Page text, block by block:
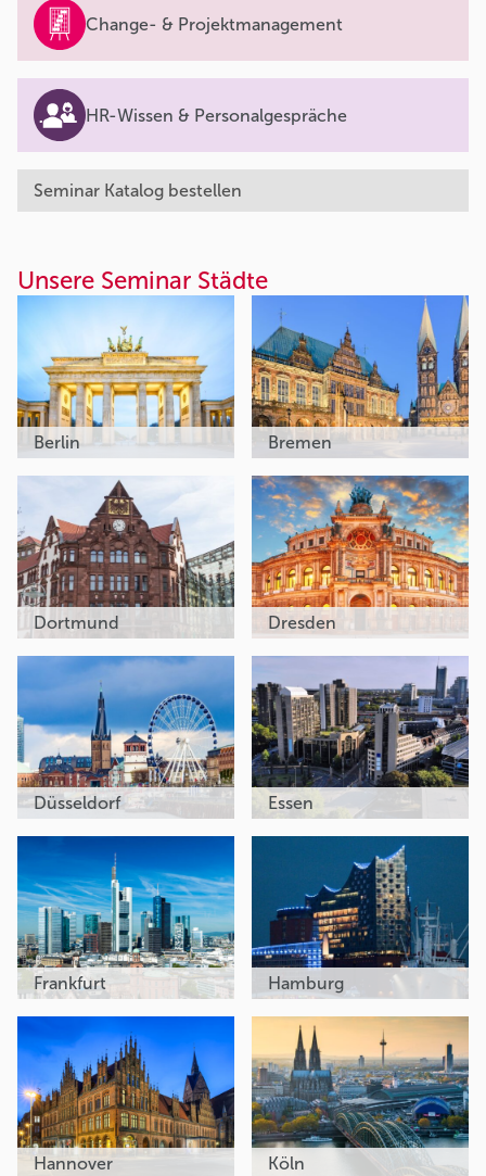
Change- & Projektmanagement
HR-Wissen & Personalgespräche
Seminar Katalog bestellen
Unsere Seminar Städte
Berlin Bremen
Dortmund Dresden
Düsseldorf Essen
Frankfurt Hamburg
Hannover Köln